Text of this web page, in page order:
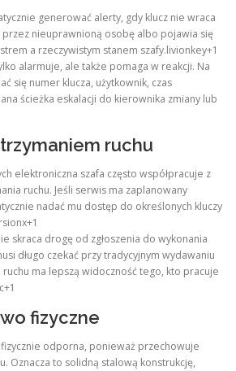
generować alerty, gdy klucz nie wraca
przez nieuprawnioną osobę albo pojawia się
a rzeczywistym stanem szafy.livionkey+1
alarmuje, ale także pomaga w reakcji. Na
się numer klucza, użytkownik, czas
ścieżka eskalacji do kierownika zmiany lub
ruchu
elektroniczna szafa często współpracuje z
ruchu. Jeśli serwis ma zaplanowany
nadać mu dostęp do określonych kluczy
skraca drogę od zgłoszenia do wykonania
długo czekać przy tradycyjnym wydawaniu
ruchu ma lepszą widoczność tego, kto pracuje
fizyczne
fizycznie odporna, ponieważ przechowuje
Oznacza to solidną stalową konstrukcję,